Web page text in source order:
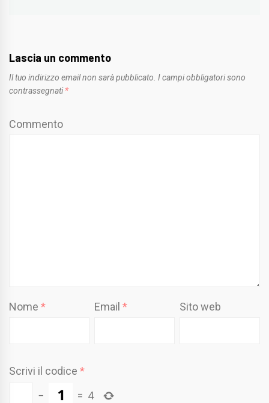
Lascia un commento
Il tuo indirizzo email non sarà pubblicato. I campi obbligatori sono
contrassegnati *
Commento
Nome * Email* Sito web
Scrivi il codice *
−
= 4